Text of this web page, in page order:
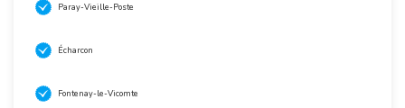
Paray-Vieille-Poste
Écharcon
Fontenay-le-Vicomte